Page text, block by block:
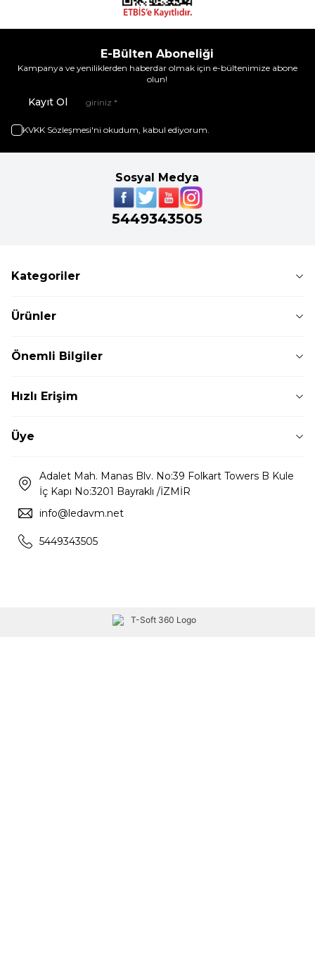
E-Bülten Aboneliği
Kampanya ve yeniliklerden haberdar olmak için e-bültenimize abone
olun!
Kayıt Ol
KVKK Sözleşmesi'ni okudum, kabul ediyorum.
Sosyal Medya
5449343505
Kategoriler
Ürünler
Önemli Bilgiler
Hızlı Erişim
Üye
Adalet Mah. Manas Blv. No:39 Folkart Towers B Kule
İç Kapı No:3201 Bayraklı /İZMİR
info@ledavm.net
5449343505